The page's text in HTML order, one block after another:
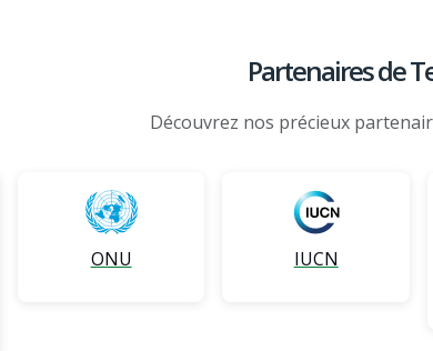
Partenaires de
Découvrez nos précieux
ONU IUCN